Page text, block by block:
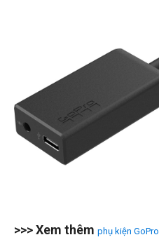
>>> Xem thêm phụ kiện GoPro